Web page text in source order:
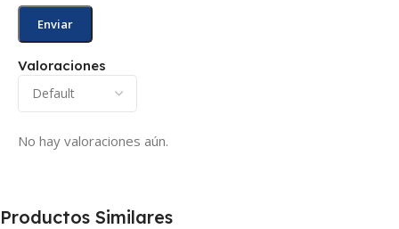
Valoraciones
No hay valoraciones aún.
Productos Similares